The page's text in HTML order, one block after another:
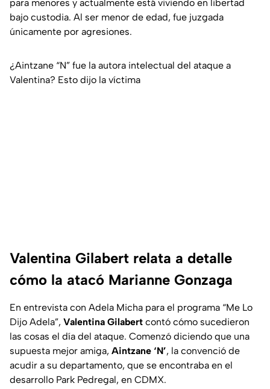
para menores y actualmente está viviendo en libertad
bajo custodia. Al ser menor de edad, fue juzgada
únicamente por agresiones.
¿Aintzane “N” fue la autora intelectual del ataque a
Valentina? Esto dijo la víctima
Valentina Gilabert relata a detalle
cómo la atacó Marianne Gonzaga
En entrevista con Adela Micha para el programa “Me Lo
Dijo Adela”, Valentina Gilabert contó cómo sucedieron
las cosas el día del ataque. Comenzó diciendo que una
supuesta mejor amiga, Aintzane ‘N’, la convenció de
acudir a su departamento, que se encontraba en el
desarrollo Park Pedregal, en CDMX.